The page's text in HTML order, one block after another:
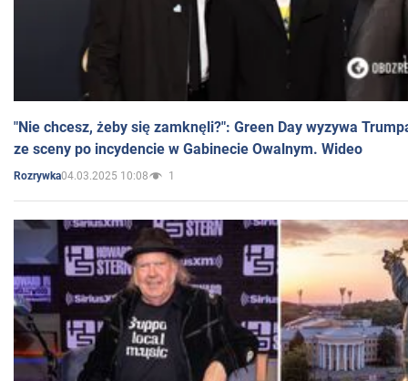
"Nie chcesz, żeby się zamknęli?": Green Day wyzywa
ze sceny po incydencie w Gabinecie Owalnym. Wideo
Rozrywka04.03.2025 10:08 1